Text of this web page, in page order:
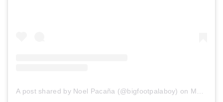
A post shared by Noel Pacaña (@bigfootpalaboy) on May 20, 2018 at 3:32am PDT